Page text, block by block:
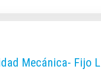
Mecánica- Fijo